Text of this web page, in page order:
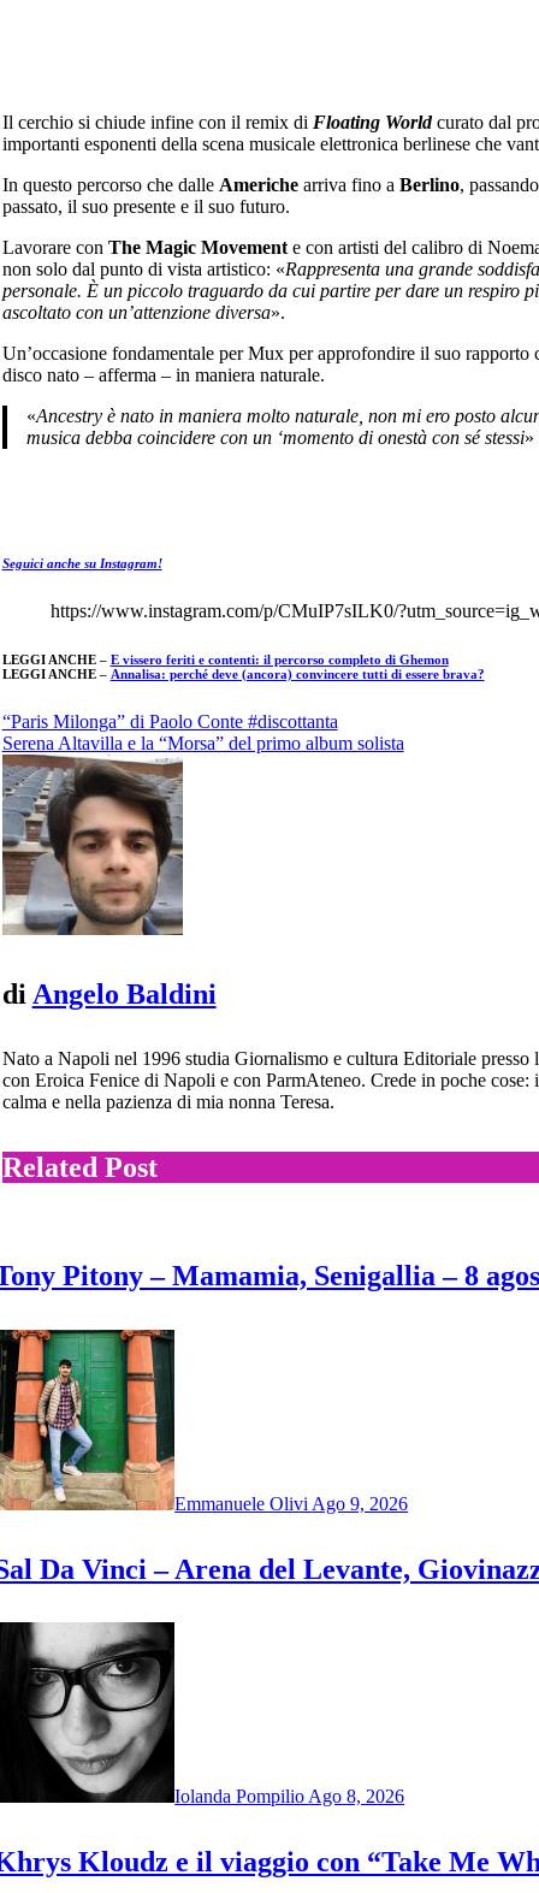
Il cerchio si chiude infine con il remix di Floating Worldcurato dal
importanti esponenti della scena musicale elettronica berlinese che
In questo percorso che dalle Americhearriva fino a Berlino,
passato, il suo presente e il suo futuro.
Lavorare con The Magic Movemente con artisti del calibro di
non solo dal punto di vista artistico: «Rappresenta una grande
personale. È un piccolo traguardo da cui partire per dare un respiro
ascoltato con un’attenzione diversa».
Un’occasione fondamentale per Mux per approfondire il suo rapporto
disco nato – afferma – in maniera naturale.
«Ancestry è nato in maniera molto naturale, non mi ero posto alcun obiettivo da raggiungere. Ritengo che fare
musica debba coincidere con un ‘momento di onestà con sé stessi»
Seguici anche su Instagram!
https://www.instagram.com/p/CMuIP7sILK0/
LEGGI ANCHE – E vissero feriti e contenti: il percorso completo di Ghemon
LEGGI ANCHE – Annalisa: perché deve (ancora) convincere tutti di essere brava?
Navigazione
articoli
“Paris Milonga” di Paolo Conte #discottanta
Serena Altavilla e la “Morsa” del primo album solista
di Angelo Baldini
Nato a Napoli nel 1996 studia Giornalismo e cultura Editoriale
con Eroica Fenice di Napoli e con ParmAteneo. Crede in poche
calma e nella pazienza di mia nonna Teresa.
Related Post
Pitony – Mamamia, Senigallia – 8
Emmanuele Olivi Ago 9, 2026
Da Vinci – Arena del Levante,
Iolanda PompilioAgo 8, 2026
Kloudz e il viaggio con “Take Me